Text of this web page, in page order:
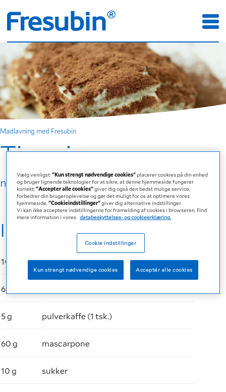
Madlavning med Fresubin
Tiramisu
med Fresubin 2 KCAL Drink Cappuccino
Ingredienser
100 ml Fresubin Energy DRINK Cappuccino
6
5 g pulverkaffe (1 tsk.)
60 g mascarpone
10 g sukker
Vælg venligst:"Kun strengt nødvendige cookies"placerer cookies på din enhed
og bruger lignende teknologier for at sikre, at denne hjemmeside fungerer
korrekt;"Accepter alle cookies"giver dig også den bedst mulige service,
forbedrer din brugeroplevelse og gør det muligt for os at optimere vores
hjemmeside."Cookieindstillinger"giver dig alternative indstillinger.
Vi kan ikke acceptere indstillingerne for framelding af cookies i browseren. Find
mere information i vores databeskyttelses- og cookieerklæring.
Cookie indstillinger
Kun strengt nødvendige cookies Acceptér alle cookies